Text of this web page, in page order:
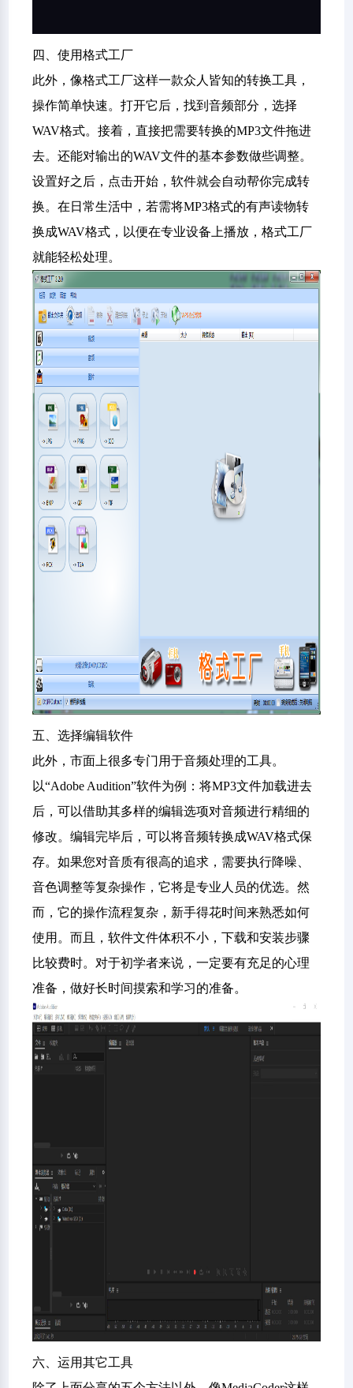
四、使用格式工厂
此外，像格式工厂这样一款众人皆知的转换工具，
操作简单快速。打开它后，找到音频部分，选择
WAV格式。接着，直接把需要转换的MP3文件拖进
去。还能对输出的WAV文件的基本参数做些调整。
设置好之后，点击开始，软件就会自动帮你完成转
换。在日常生活中，若需将MP3格式的有声读物转
换成WAV格式，以便在专业设备上播放，格式工厂
就能轻松处理。
五、选择编辑软件
此外，市面上很多专门用于音频处理的工具。
以“Adobe Audition”软件为例：将MP3文件加载进去
后，可以借助其多样的编辑选项对音频进行精细的
修改。编辑完毕后，可以将音频转换成WAV格式保
存。如果您对音质有很高的追求，需要执行降噪、
音色调整等复杂操作，它将是专业人员的优选。然
而，它的操作流程复杂，新手得花时间来熟悉如何
使用。而且，软件文件体积不小，下载和安装步骤
比较费时。对于初学者来说，一定要有充足的心理
准备，做好长时间摸索和学习的准备。
六、运用其它工具